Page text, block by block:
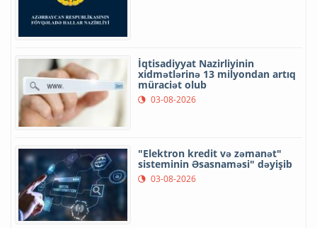
İqtisadiyyat Nazirliyinin
xidmətlərinə 13 milyondan artıq
müraciət olub
03-08-2026
"Elektron kredit və zəmanət"
sisteminin Əsasnaməsi" dəyişib
03-08-2026